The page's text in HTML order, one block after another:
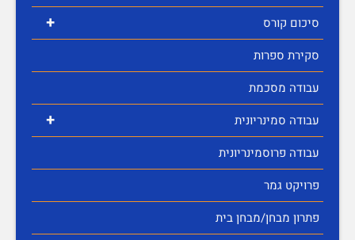
+
סיכום קורס
סקירת ספרות
עבודה מסכמת
+
עבודה סמינריונית
עבודה פרוסמינריונית
פרויקט גמר
פתרון מבחן/מבחן בית